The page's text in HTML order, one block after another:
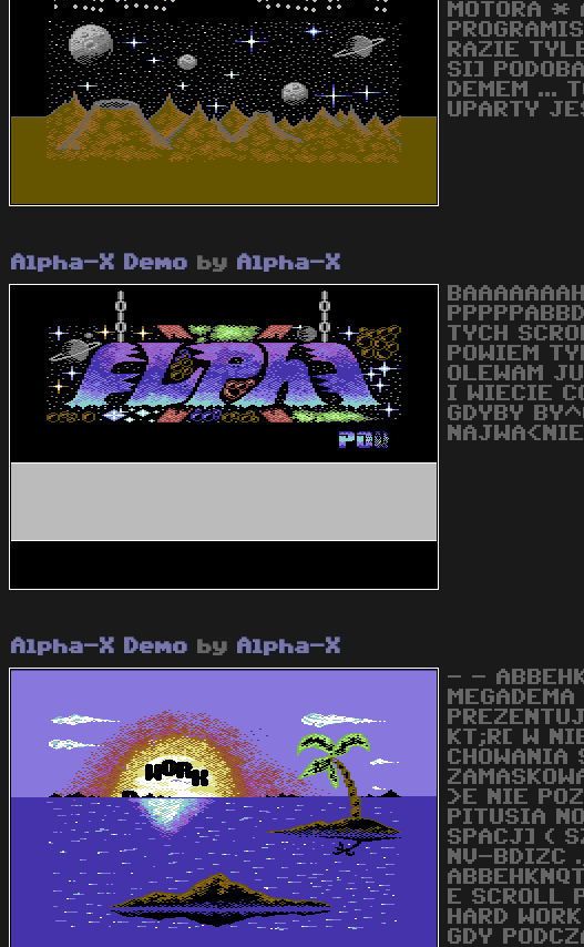
MOTORA *
RAZIE
SI]
DEMEM ...
UPARTY
Alpha-X Demo by Alpha-X
TYCH
POWIEM
OLEWAM
I WIECIE
GDYBY
Alpha-X Demo by Alpha-X
- -
KT;R[ W
>E NIE
PITUSIA
SPACJ] (
NV-
E SCROLL
HARD
GDY